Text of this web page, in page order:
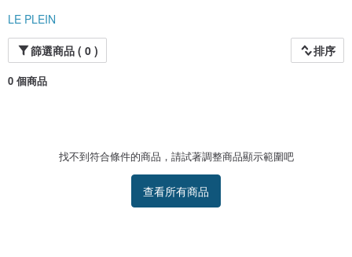
LE PLEIN
篩選商品 ( 0 )
排序
0 個商品
找不到符合條件的商品，請試著調整商品顯示範圍吧
查看所有商品